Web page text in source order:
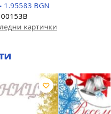
1.95583 BGN
картички